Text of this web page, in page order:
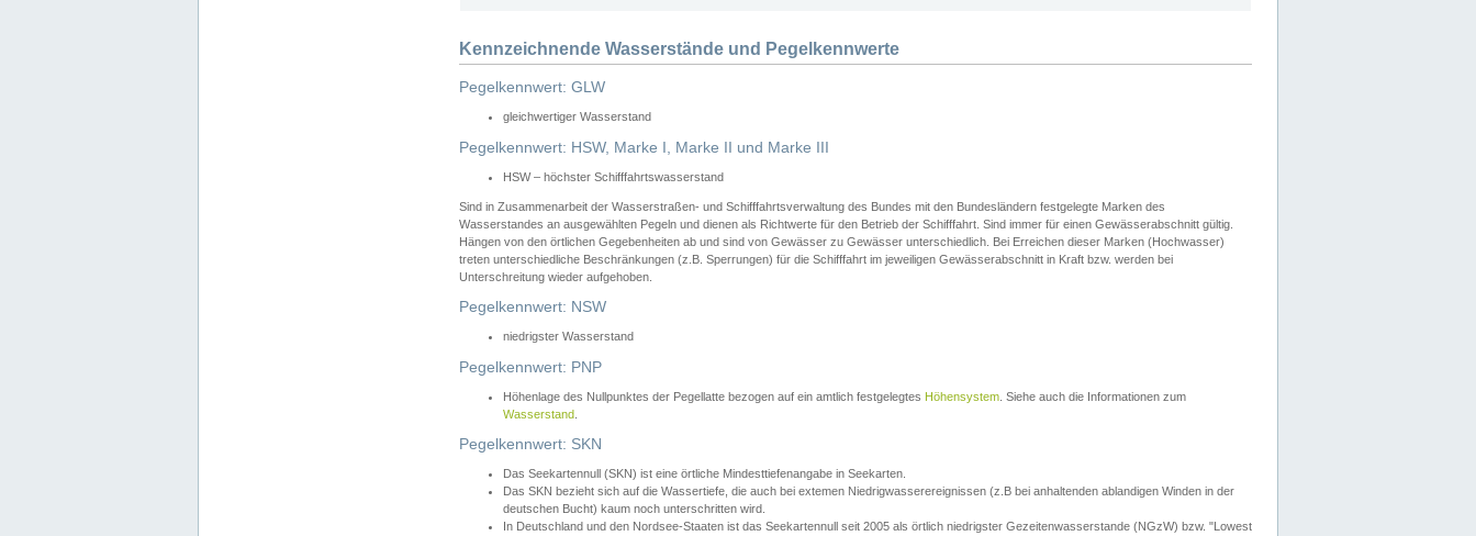
Kennzeichnende Wasserstände und Pegelkennwerte
Pegelkennwert: GLW
gleichwertiger Wasserstand
Pegelkennwert: HSW, Marke I, Marke II und Marke III
HSW – höchster Schifffahrtswasserstand
Sind in Zusammenarbeit der Wasserstraßen- und Schifffahrtsverwaltung des Bundes mit den Bundesländern festgelegte Marken des
Wasserstandes an ausgewählten Pegeln und dienen als Richtwerte für den Betrieb der Schifffahrt. Sind immer für einen Gewässerabschnitt gültig.
Hängen von den örtlichen Gegebenheiten ab und sind von Gewässer zu Gewässer unterschiedlich. Bei Erreichen dieser Marken (Hochwasser)
treten unterschiedliche Beschränkungen (z.B. Sperrungen) für die Schifffahrt im jeweiligen Gewässerabschnitt in Kraft bzw. werden bei
Unterschreitung wieder aufgehoben.
Pegelkennwert: NSW
niedrigster Wasserstand
Pegelkennwert: PNP
Höhenlage des Nullpunktes der Pegellatte bezogen auf ein amtlich festgelegtes Höhensystem . Siehe auch die Informationen zum
Wasserstand
Pegelkennwert: SKN
Das Seekartennull (SKN) ist eine örtliche Mindesttiefenangabe in Seekarten.
Das SKN bezieht sich auf die Wassertiefe, die auch bei extemen Niedrigwasserereignissen (z.B bei anhaltenden ablandigen Winden in der
deutschen Bucht) kaum noch unterschritten wird.
In Deutschland und den Nordsee-Staaten ist das Seekartennull seit 2005 als örtlich niedrigster Gezeitenwasserstande (NGzW) bzw. "Lowest